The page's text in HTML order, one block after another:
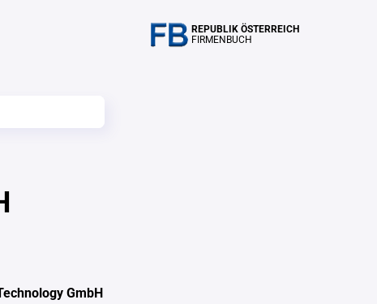
REPUBLIK ÖSTERREICH
FIRMENBUCH
GmbH